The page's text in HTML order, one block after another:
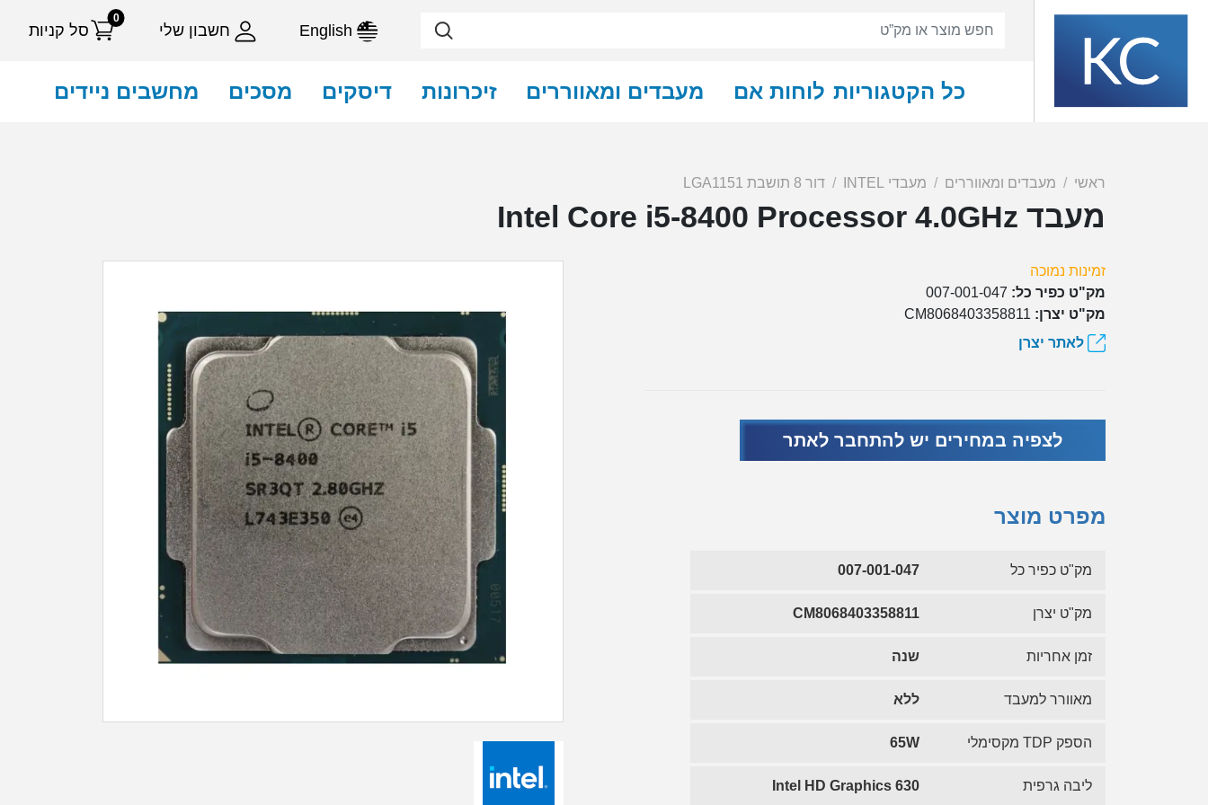
חשבון שלי סל קניות
0
כל הקטגוריות לוחות אם מעבדים ומאווררים זיכרונות דיסקים מסכים מחשבים ניידים
ראשי מעבדים ומאווררים מעבדי INTEL דור 8 תושבת LGA1151
מעבד Intel Core i5-8400 Processor 4.0GHz
זמינות נמוכה
מק"ט כפיר כל: 007-001-047
מק"ט יצרן: CM8068403358811
לאתר יצרן
לצפיה במחירים יש להתחבר לאתר
מפרט מוצר
מק"ט כפיר כל 007-001-047
מק"ט יצרן CM8068403358811
זמן אחריות שנה
מאוורר למעבד ללא
הספק TDP מקסימלי 65W
ליבה גרפית Intel HD Graphics 630